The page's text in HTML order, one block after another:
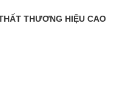
THƯƠNG HIỆU CAO